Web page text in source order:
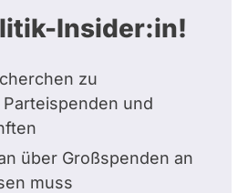
Insider:in!
zu
und
über Großspenden an
muss